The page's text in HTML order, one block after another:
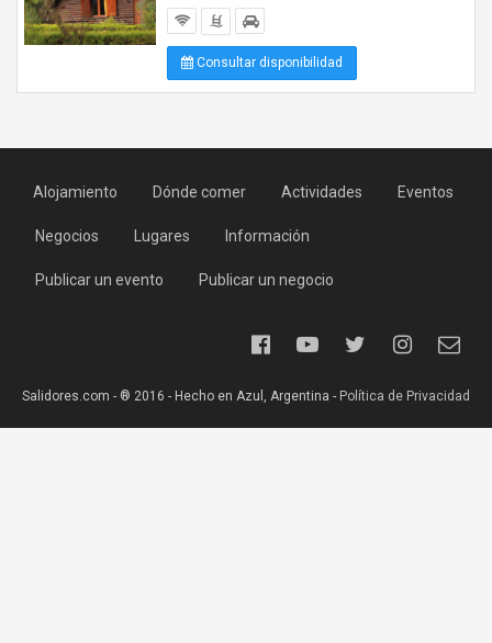
Consultar disponibilidad
Alojamiento Dónde comer Actividades Eventos
Negocios Lugares Información
Publicar un evento Publicar un negocio
Salidores.com - ® 2016 - Hecho en Azul, Argentina - Política de Privacidad